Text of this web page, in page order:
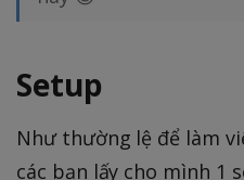
Setup
Như thường lệ để làm
các bạn lấy cho mình 1